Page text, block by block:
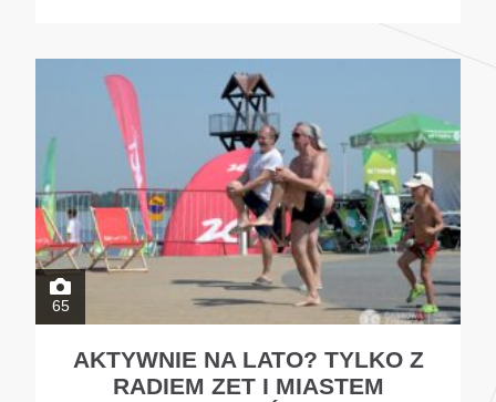
65
AKTYWNIE NA LATO? TYLKO Z
RADIEM ZET I MIASTEM